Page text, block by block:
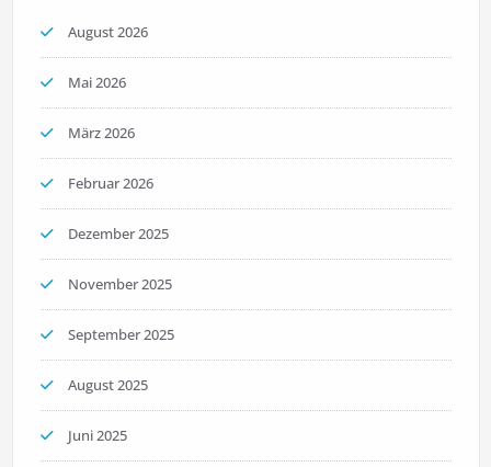
August 2026
Mai 2026
März 2026
Februar 2026
Dezember 2025
November 2025
September 2025
August 2025
Juni 2025